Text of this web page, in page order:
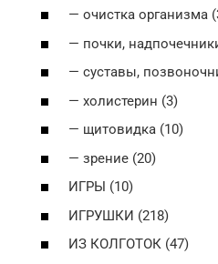
— очистка организма
— почки,
— суставы,
— холистерин (3)
— щитовидка (10)
— зрение (20)
ИГРЫ (10)
ИГРУШКИ (218)
ИЗ КОЛГОТОК (47)